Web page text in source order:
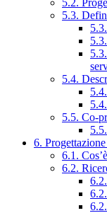
5.2.
5.3.
5.4.
5.5. Co-
6.
6.1.
6.2.